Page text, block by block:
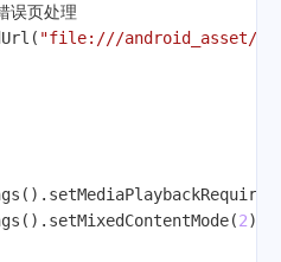
误页处理
"file:///android_asset/
2)